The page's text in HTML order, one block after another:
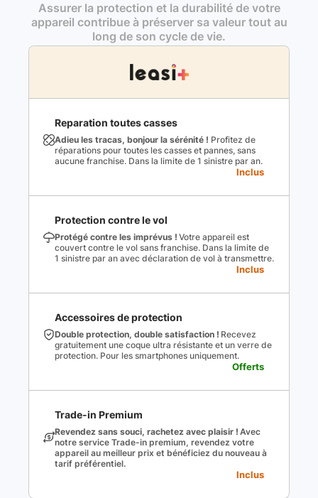
Assurer la protection et la durabilité de votre
appareil contribue à préserver sa valeur tout au
long de son cycle de vie.
Reparation toutes casses
Adieu les tracas, bonjour la sérénité ! Profitez de
réparations pour toutes les casses et pannes, sans
aucune franchise. Dans la limite de 1 sinistre par an.
Inclus
Protection contre le vol
Protégé contre les imprévus ! Votre appareil est
couvert contre le vol sans franchise. Dans la limite de
1 sinistre par an avec déclaration de vol à transmettre.
Inclus
Accessoires de protection
Double protection, double satisfaction ! Recevez
gratuitement une coque ultra résistante et un verre de
protection. Pour les smartphones uniquement.
Offerts
Trade-in Premium
Revendez sans souci, rachetez avec plaisir ! Avec
notre service Trade-in premium, revendez votre
appareil au meilleur prix et bénéficiez du nouveau à
tarif préférentiel.
Inclus